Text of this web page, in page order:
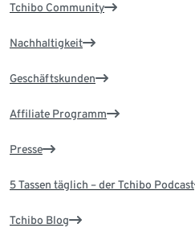
Tchibo Community
Nachhaltigkeit
Geschäftskunden
Affiliate Programm
Presse
5 Tassen täglich – der Tchibo Podcast
Tchibo Blog